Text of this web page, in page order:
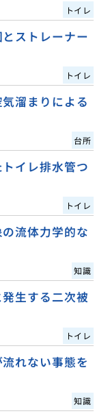
トイレ
ストレーナー
トイレ
溜まりによる
台所
イレ排水管つ
トイレ
流体力学的な
知識
生する二次被
トイレ
れない事態を
知識